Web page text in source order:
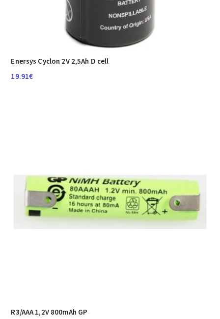
Enersys Cyclon 2V 2,5Ah D cell
19.91€
R3/AAA 1,2V 800mAh GP